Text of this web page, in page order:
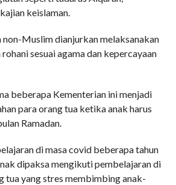
keislaman.
non-Muslim dianjurkan melaksanakan
sesuai agama dan kepercayaan
beberapa Kementerian ini menjadi
para orang tua ketika anak harus
Ramadan.
di masa covid beberapa tahun
dipaksa mengikuti pembelajaran di
tua yang stres membimbing anak-